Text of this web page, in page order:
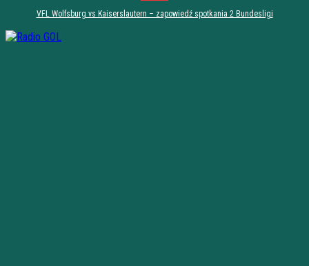
VFL Wolfsburg vs Kaiserslautern – zapowiedź spotkania 2 Bundesligi